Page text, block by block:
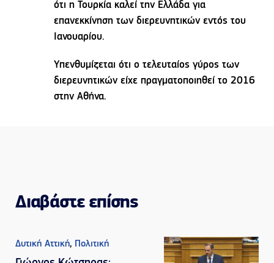
ότι η Τουρκία καλεί την Ελλάδα για
επανεκκίνηση των διερευνητικών εντός του
Ιανουαρίου.
Υπενθυμίζεται ότι ο τελευταίος γύρος των
διερευνητικών είχε πραγματοποιηθεί το 2016
στην Αθήνα.
Διαβάστε επίσης
Δυτική Αττική, Πολιτική